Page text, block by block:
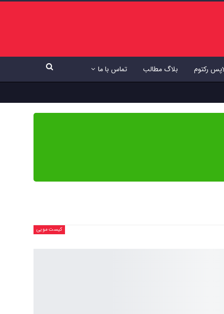
رکتوم بلاگ مطالب تماس با ما
کیست مویی